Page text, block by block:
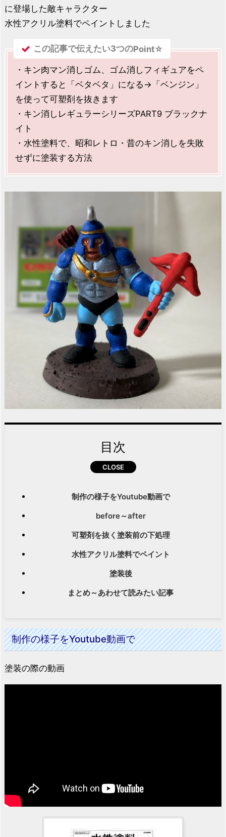
に登場した敵キャラクター
水性アクリル塗料でペイントしました
この記事で伝えたい3つのPoint☆
・キン肉マン消しゴム、ゴム消しフィギュアをペ
イントすると「ベタベタ」になる→「ベンジン」
を使って可塑剤を抜きます
・キン消しレギュラーシリーズPART9 ブラックナ
イト
・水性塗料で、昭和レトロ・昔のキン消しを失敗
せずに塗装する方法
目次
制作の様子をYoutube動画で
before～after
可塑剤を抜く塗装前の下処理
水性アクリル塗料でペイント
塗装後
まとめ～あわせて読みたい記事
制作の様子をYoutube動画で
塗装の際の動画